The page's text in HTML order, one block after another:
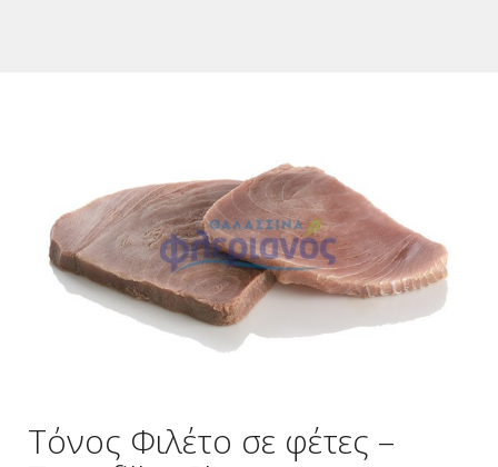
Τόνος Φιλέτο σε φέτες –